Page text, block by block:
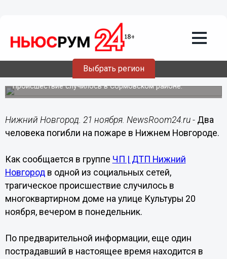
Выбрать регион
21.11.201700:01
Два человека погибли на пожаре в
Нижнем Новгороде
Происшествие случилось в Сормовском районе.
Нижний Новгород. 21 ноября. NewsRoom24.ru - Два
человека погибли на пожаре в Нижнем Новгороде.
Как сообщается в группе ЧП | ДТП Нижний
Новгородв одной из социальных сетей,
трагическое происшествие случилось в
многоквартирном доме на улице Культуры 20
ноября, вечером в понедельник.
По предварительной информации, еще один
пострадавший в настоящее время находится в